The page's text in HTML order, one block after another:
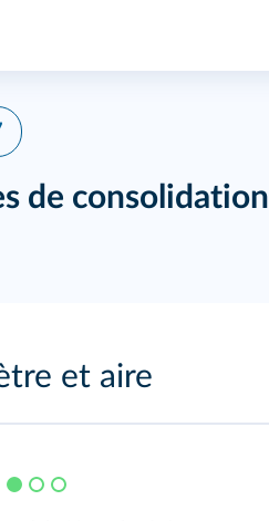
de consolidation
et aire